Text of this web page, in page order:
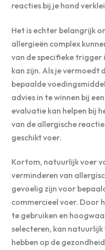
reacties bij je hond
Het is echter belangrijk
allergieën complex
van de specifieke trigger
kan zijn. Als je vermoedt
bepaalde
advies in te winnen bij
evaluatie kan helpen bij
van de allergische
geschikt voer.
Kortom, natuurlijk voer
verminderen van
gevoelig zijn voor
commercieel voer. Door
te gebruiken en
selecteren, kan
hebben op de